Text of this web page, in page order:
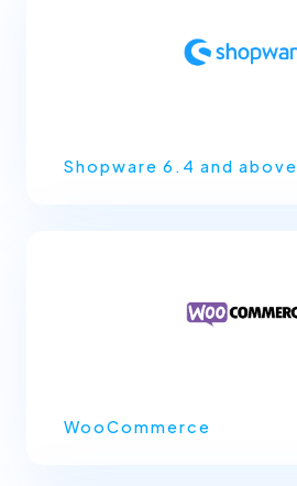
Shopware 6.4 and above
WooCommerce